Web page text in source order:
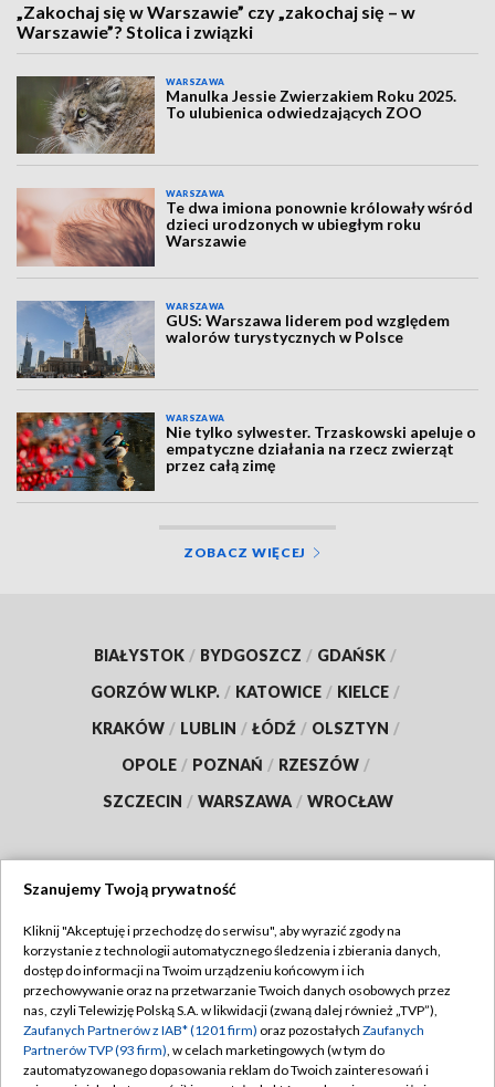
„Zakochaj się w Warszawie” czy „zakochaj się – w
Warszawie”? Stolica i związki
WARSZAWA
Manulka Jessie Zwierzakiem Roku 2025.
To ulubienica odwiedzających ZOO
WARSZAWA
Te dwa imiona ponownie królowały wśród
dzieci urodzonych w ubiegłym roku
Warszawie
WARSZAWA
GUS: Warszawa liderem pod względem
walorów turystycznych w Polsce
WARSZAWA
Nie tylko sylwester. Trzaskowski apeluje o
empatyczne działania na rzecz zwierząt
przez całą zimę
ZOBACZ WIĘCEJ
BIAŁYSTOK / BYDGOSZCZ / GDAŃSK /
GORZÓW WLKP. / KATOWICE / KIELCE /
KRAKÓW / LUBLIN / ŁÓDŹ / OLSZTYN /
OPOLE / POZNAŃ / RZESZÓW /
SZCZECIN / WARSZAWA / WROCŁAW
TVP
Abonament TVP
Emisja w TVP
Centrum informacji TVP
Regulamin TVP
Polityka prywatności
Moje zgody
Szanujemy Twoją prywatność
Kliknij "Akceptuję i przechodzę do serwisu", aby wyrazić zgody na
korzystanie z technologii automatycznego śledzenia i zbierania danych,
dostęp do informacji na Twoim urządzeniu końcowym i ich
przechowywanie oraz na przetwarzanie Twoich danych osobowych przez
nas, czyli Telewizję Polską S.A. w likwidacji (zwaną dalej również „TVP”),
Zaufanych Partnerów z IAB* (1201 firm) oraz pozostałych Zaufanych
Partnerów TVP (93 firm), w celach marketingowych (w tym do
zautomatyzowanego dopasowania reklam do Twoich zainteresowań i